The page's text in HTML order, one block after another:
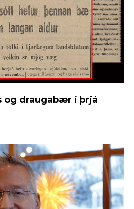
og draugabær í þrjá